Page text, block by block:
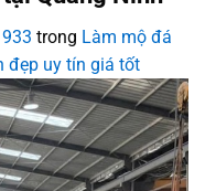
trong Làm mộ đá
đẹp uy tín giá tốt